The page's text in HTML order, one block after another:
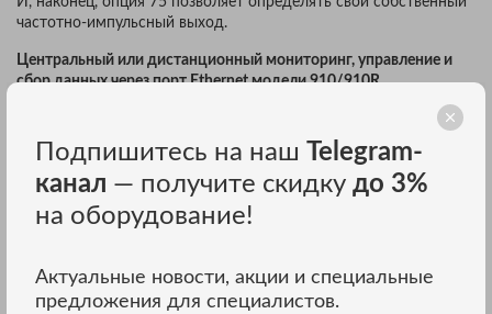
частотно-импульсный выход.
Центральный или дистанционный мониторинг, управление и
сбор данных через порт Ethernet модели 910/910R.
Оба устройства, как 910, так и 910R, по специальному заказу
могут быть оборудованы интерфейсом связи Ethernet (опция
76), который позволяет осуществлять доступ в режиме
реального времени. При помощи поставляемого программного
обеспечения GPSView TM имеется возможность осуществлять
мониторинг состояния как прибора, так и системы GPS, или
Благодаря возможности соединения через интерфейс Ethetnet
Подпишитесь на наш Telegram-
канал — получите скидку до 3%
на оборудование!
Актуальные новости, акции и специальные
предложения для специалистов.